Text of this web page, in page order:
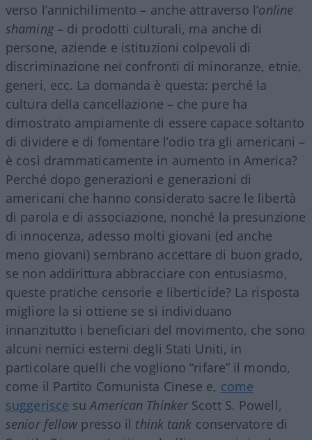
verso l’annichilimento – anche attraverso l’online
shaming– di prodotti culturali, ma anche di
persone, aziende e istituzioni colpevoli di
discriminazione nei confronti di minoranze, etnie,
generi, ecc. La domanda è questa: perché la
cultura della cancellazione – che pure ha
dimostrato ampiamente di essere capace soltanto
di dividere e di fomentare l’odio tra gli americani –
è così drammaticamente in aumento in America?
Perché dopo generazioni e generazioni di
americani che hanno considerato sacre le libertà
di parola e di associazione, nonché la presunzione
di innocenza, adesso molti giovani (ed anche
meno giovani) sembrano accettare di buon grado,
se non addirittura abbracciare con entusiasmo,
queste pratiche censorie e liberticide? La risposta
migliore la si ottiene se si individuano
innanzitutto i beneficiari del movimento, che sono
alcuni nemici esterni degli Stati Uniti, in
particolare quelli che vogliono “rifare” il mondo,
come il Partito Comunista Cinese e, come
suggerisce suAmerican ThinkerScott S. Powell,
senior fellow presso il think tank conservatore di